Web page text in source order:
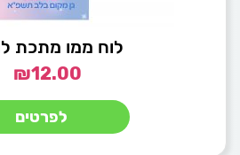
לוח ממו מתכת
₪12.00
לפרטים